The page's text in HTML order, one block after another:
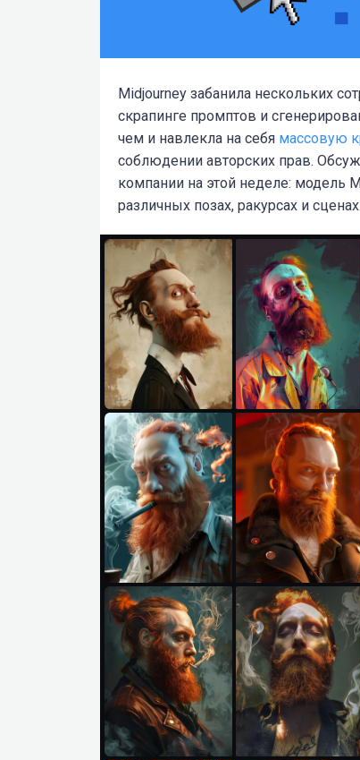
Midjourney забанила нескольких
скрапинге промптов и
чем и навлекла на себя массовую
соблюдении авторских прав.
компании на этой неделе: модель
различных позах, ракурсах и сценах.